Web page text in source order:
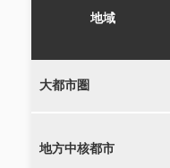
地域
大都市圏
地方中核都市